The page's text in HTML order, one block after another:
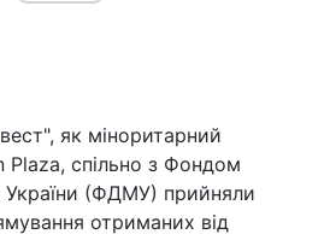
як міноритарний
Plaza, спільно з Фондом
(ФДМУ) прийняли
отриманих від